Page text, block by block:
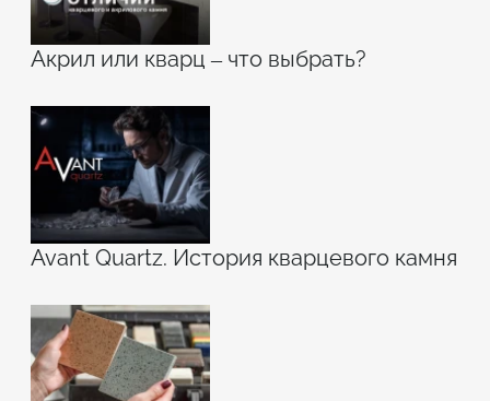
Акрил или кварц – что выбрать?
Avant Quartz. История кварцевого камня